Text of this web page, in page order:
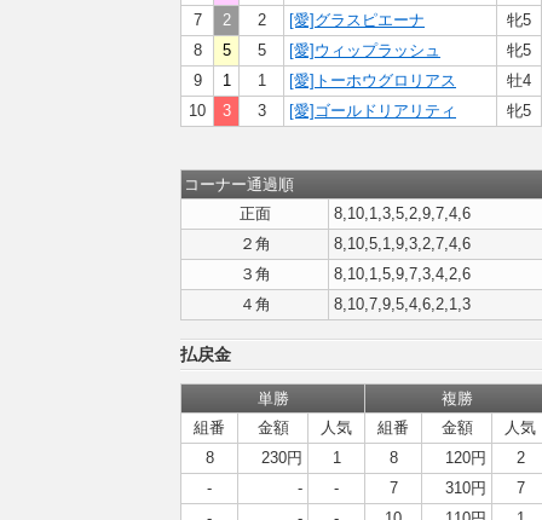
7
2 2 [愛]グラスピエーナ
牝5
8
5 5 [愛]ウィップラッシュ
牝5
9
1 1 [愛]トーホウグロリアス
牡4
10
3 3 [愛]ゴールドリアリティ 牝5
コーナー通過順
正面
8,10,1,3,5,2,9,7,4,6
２角
8,10,5,1,9,3,2,7,4,6
３角
8,10,1,5,9,7,3,4,2,6
４角
8,10,7,9,5,4,6,2,1,3
払戻金
単勝
複勝
組番
金額 人気 組番 金額
人気
8
230円 1 8 120円
2
-
- - 7 310円
7